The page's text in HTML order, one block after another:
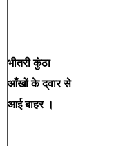
भीतरी कुंठा
आँखों के द्‌वार से
आई बाहर ।